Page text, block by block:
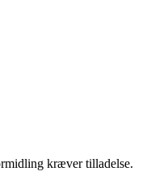
kræver tilladelse.